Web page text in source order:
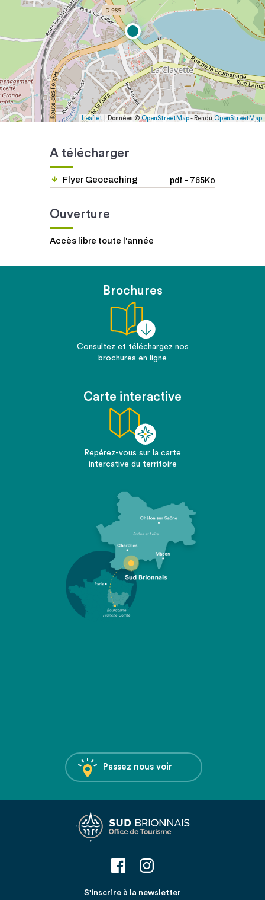
Leaflet | Données ©OpenStreetMap- Rendu OpenStreetMap
A télécharger
Flyer Geocaching pdf - 765Ko
Ouverture
Accès libre toute l'année
Brochures
Consultez et téléchargez nos
brochures en ligne
Carte interactive
Repérez-vous sur la carte
intercative du territoire
Passez nous voir
S'inscrire à la newsletter